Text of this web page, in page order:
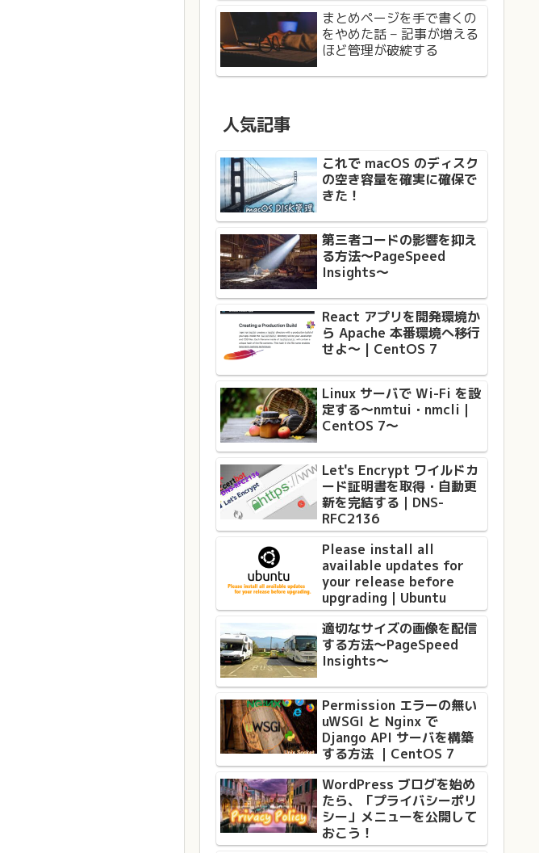
まとめページを手で書くの
をやめた話 – 記事が増える
ほど管理が破綻する
人気記事
これで macOS のディスク
の空き容量を確実に確保で
きた！
第三者コードの影響を抑え
る方法〜PageSpeed
Insights〜
React アプリを開発環境か
ら Apache 本番環境へ移行
せよ〜 | CentOS 7
Linux サーバで Wi-Fi を設
定する〜nmtui・nmcli｜
CentOS 7〜
Let's Encrypt ワイルドカ
ード証明書を取得・自動更
新を完結する｜DNS-
RFC2136
Please install all
available updates for
your release before
upgrading｜Ubuntu
適切なサイズの画像を配信
する方法〜PageSpeed
Insights〜
Permission エラーの無い
uWSGI と Nginx で
Django API サーバを構築
する方法 ｜CentOS 7
WordPress ブログを始め
たら、「プライバシーポリ
シー」メニューを公開して
おこう！